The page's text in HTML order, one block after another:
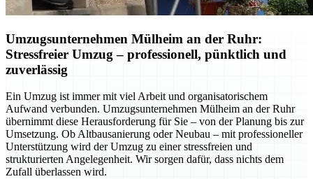
Umzugsunternehmen Mülheim an der Ruhr:
Stressfreier Umzug – professionell, pünktlich und
zuverlässig
Ein Umzug ist immer mit viel Arbeit und organisatorischem
Aufwand verbunden. Umzugsunternehmen Mülheim an der Ruhr
übernimmt diese Herausforderung für Sie – von der Planung bis zur
Umsetzung. Ob Altbausanierung oder Neubau – mit professioneller
Unterstützung wird der Umzug zu einer stressfreien und
strukturierten Angelegenheit. Wir sorgen dafür, dass nichts dem
Zufall überlassen wird.